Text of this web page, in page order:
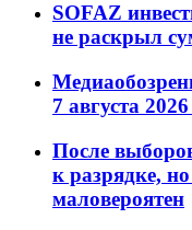
SOFAZ
не раскрыл
7 августа
После
к разрядке,
маловероятен